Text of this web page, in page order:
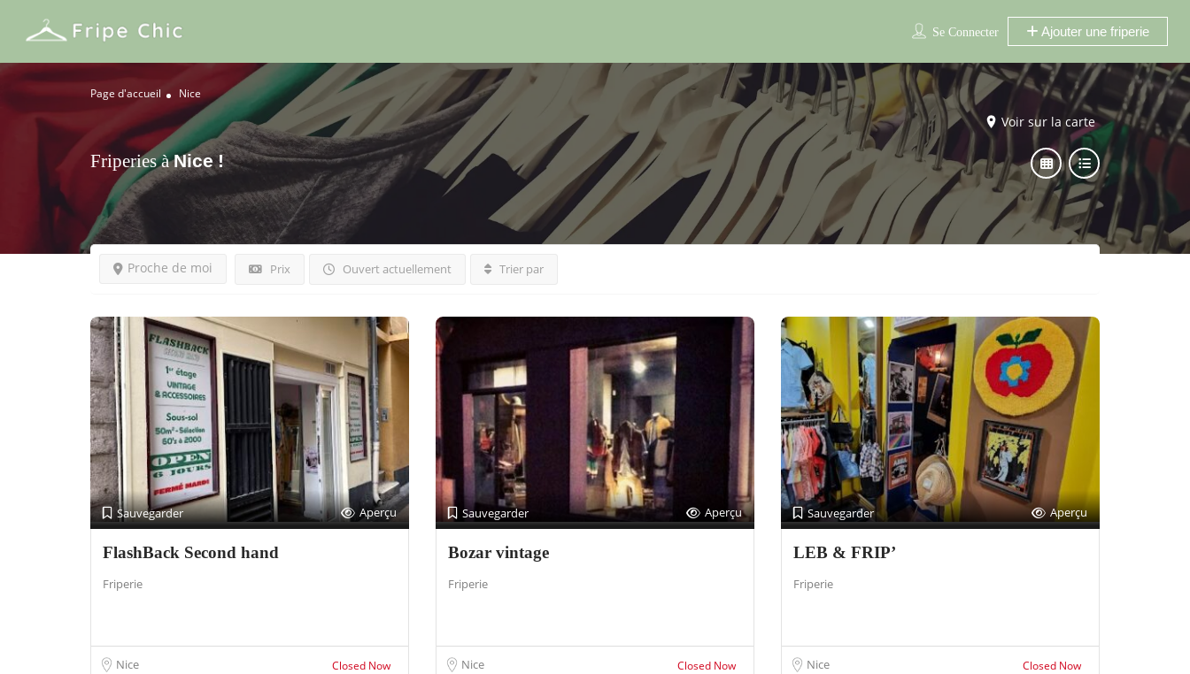
Se Connecter Ajouter une friperie
Page d'accueil Nice
Voir sur la carte
Friperies àNice !
Prix Ouvert actuellement
Proche de moi Trier par
Sauvegarder Aperçu
FlashBack Second hand
Friperie
Nice Closed Now
Sauvegarder Aperçu
Bozar vintage
Friperie
Nice Closed Now
Sauvegarder Aperçu
LEB & FRIP’
Friperie
Nice Closed Now